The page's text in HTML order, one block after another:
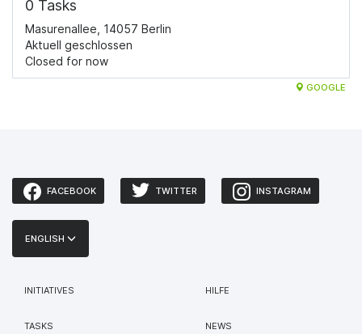
0 Tasks
Masurenallee, 14057 Berlin
Aktuell geschlossen
Closed for now
GOOGLE
FACEBOOK TWITTER INSTAGRAM
ENGLISH
INITIATIVES
TASKS
HILFE
NEWS